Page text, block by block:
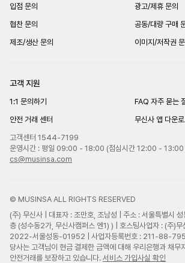
입점 문의
광고/제휴 문의
협찬 문의
공동/대량 구매
제조/생산 문의
이미지/저작권 문
고객 지원
1:1 문의하기
FAQ 자주 묻는
안전 거래 센터
무신사 앱 다운
고객센터 1544-7199
운영시간 : 평일 09:00 - 18:00 (점심시간 12:00 - 13:00
cs@musinsa.com
© MUSINSA ALL RIGHTS RESERVED
(주) 무신사 | 대표자 : 조만호, 조남성 | 주소 : 서울특별시
층 (성수동2가, 무신사캠퍼스 엔1) ) | 호스팅사업자 : (주)
2022-서울성동-01952 | 사업자등록번호 : 211-88-
당사는 고객님이 현금 결제한 금액에 대해 우리은행과 채무
안전거래를 보장하고 있습니다. 서비스 가입사실 확인